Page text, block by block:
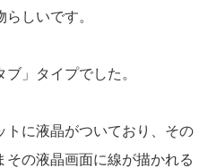
しいです。
」タイプでした。
トに液晶がついており、その
その液晶画面に線が描かれる